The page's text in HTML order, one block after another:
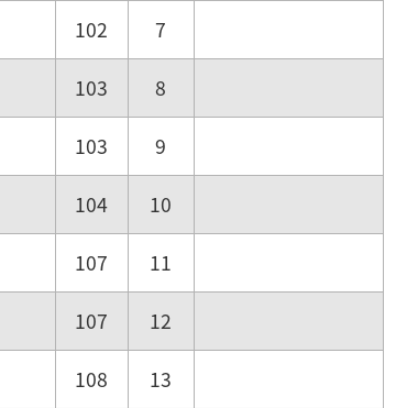
102 7
103 8
103 9
104 10
107 11
107 12
108 13